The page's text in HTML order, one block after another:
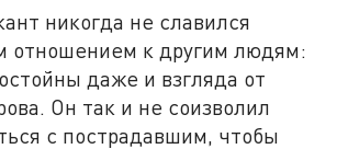
никогда не славился
отношением к другим людям:
даже и взгляда от
Он так и не соизволил
с пострадавшим, чтобы